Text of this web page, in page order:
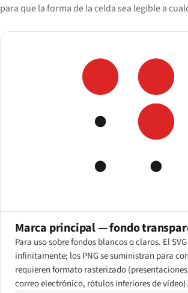
para que la forma de la celda sea legible a
Marca principal — fondo
Para uso sobre fondos blancos o claros. El
infinitamente; los PNG se suministran para
requieren formato rasterizado
correo electrónico, rótulos inferiores de vídeo).